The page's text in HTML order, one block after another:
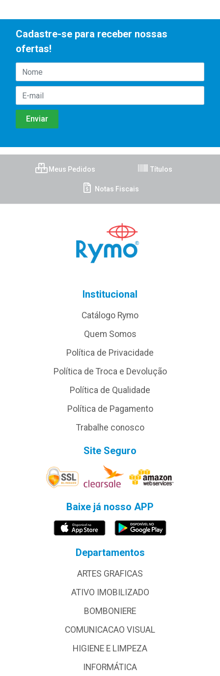
Cadastre-se para receber nossas
ofertas!
Meus Pedidos Títulos
Notas Fiscais
Institucional
Catálogo Rymo
Quem Somos
Política de Privacidade
Política de Troca e Devolução
Política de Qualidade
Política de Pagamento
Trabalhe conosco
Site Seguro
Baixe já nosso APP
Departamentos
ARTES GRAFICAS
ATIVO IMOBILIZADO
BOMBONIERE
COMUNICACAO VISUAL
HIGIENE E LIMPEZA
INFORMÁTICA